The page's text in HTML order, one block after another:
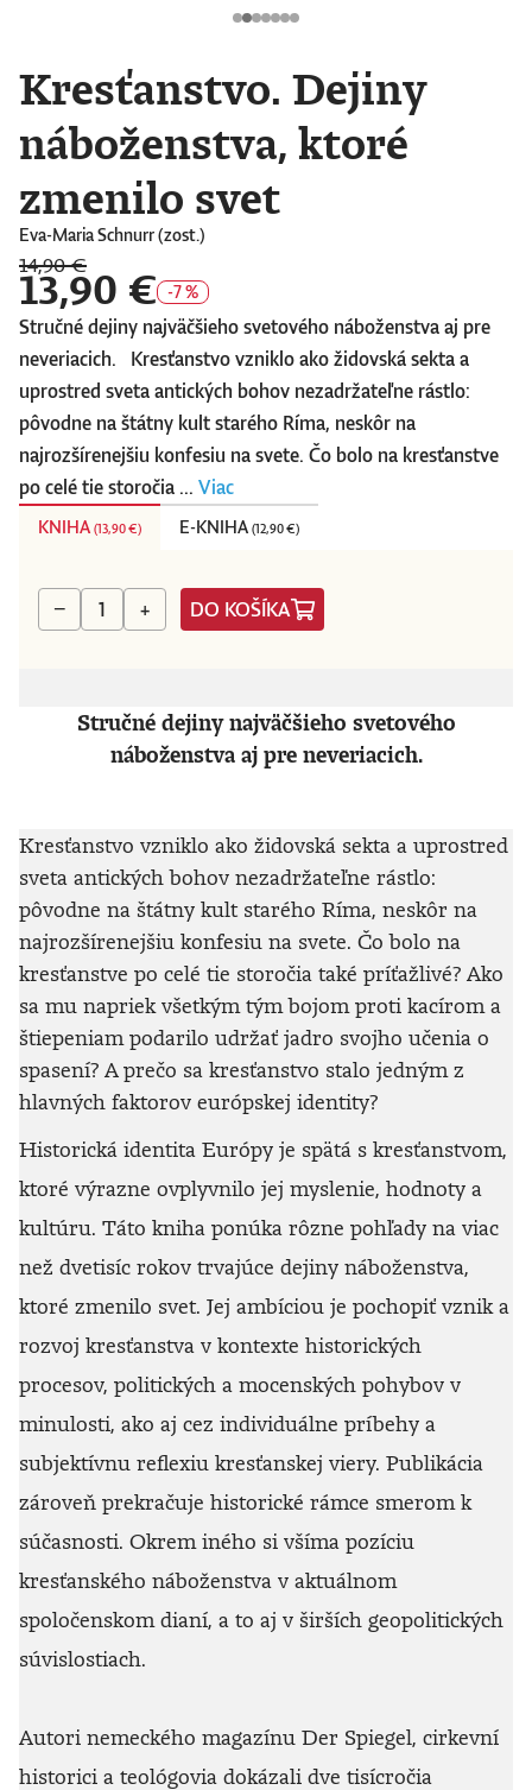
Kresťanstvo. Dejiny
náboženstva, ktoré
zmenilo svet
Eva-Maria Schnurr (zost.)
14,90 €
13,90 € -7 %
Stručné dejiny najväčšieho svetového náboženstva aj pre
neveriacich. Kresťanstvo vzniklo ako židovská sekta a
uprostred sveta antických bohov nezadržateľne rástlo:
pôvodne na štátny kult starého Ríma, neskôr na
najrozšírenejšiu konfesiu na svete. Čo bolo na kresťanstve
po celé tie storočia ... Viac
KNIHA (13,90 €) E-KNIHA (12,90 €)
− + DO KOŠÍKA
Stručné dejiny najväčšieho svetového
náboženstva aj pre neveriacich.
Kresťanstvo vzniklo ako židovská sekta a uprostred
sveta antických bohov nezadržateľne rástlo:
pôvodne na štátny kult starého Ríma, neskôr na
najrozšírenejšiu konfesiu na svete. Čo bolo na
kresťanstve po celé tie storočia také príťažlivé? Ako
sa mu napriek všetkým tým bojom proti kacírom a
štiepeniam podarilo udržať jadro svojho učenia o
spasení? A prečo sa kresťanstvo stalo jedným z
hlavných faktorov európskej identity?
Historická identita Európy je spätá s kresťanstvom,
ktoré výrazne ovplyvnilo jej myslenie, hodnoty a
kultúru. Táto kniha ponúka rôzne pohľady na viac
než dvetisíc rokov trvajúce dejiny náboženstva,
ktoré zmenilo svet. Jej ambíciou je pochopiť vznik a
rozvoj kresťanstva v kontexte historických
procesov, politických a mocenských pohybov v
minulosti, ako aj cez individuálne príbehy a
subjektívnu reflexiu kresťanskej viery. Publikácia
zároveň prekračuje historické rámce smerom k
súčasnosti. Okrem iného si všíma pozíciu
kresťanského náboženstva v aktuálnom
spoločenskom dianí, a to aj v širších geopolitických
súvislostiach.
Autori nemeckého magazínu Der Spiegel, cirkevní
historici a teológovia dokázali dve tisícročia